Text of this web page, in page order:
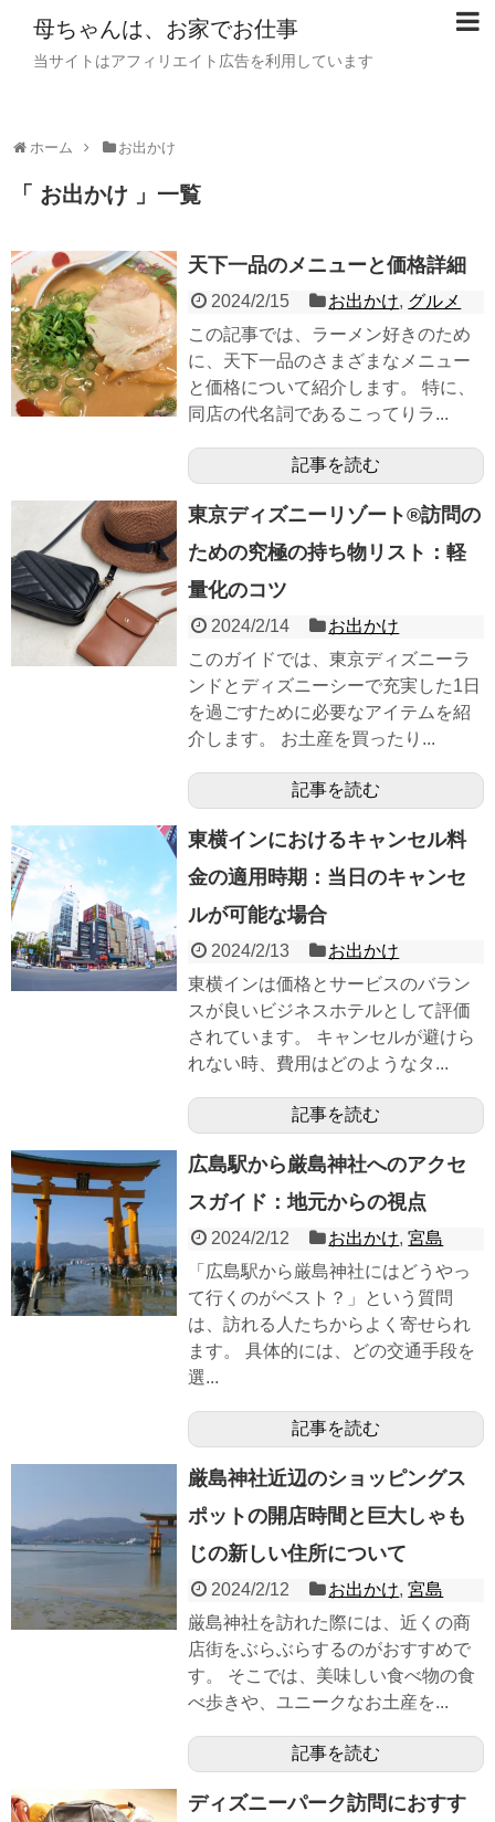
母ちゃんは、お家でお仕事
当サイトはアフィリエイト広告を利用しています
ホーム お出かけ
「 お出かけ 」一覧
天下一品のメニューと価格詳細
2024/2/15 お出かけ, グルメ
この記事では、ラーメン好きのため
に、天下一品のさまざまなメニュー
と価格について紹介します。 特に、
同店の代名詞であるこってりラ...
記事を読む
東京ディズニーリゾート®訪問の
ための究極の持ち物リスト：軽
量化のコツ
2024/2/14
お出かけ
このガイドでは、東京ディズニーラ
ンドとディズニーシーで充実した1日
を過ごすために必要なアイテムを紹
介します。 お土産を買ったり...
記事を読む
東横インにおけるキャンセル料
金の適用時期：当日のキャンセ
ルが可能な場合
2024/2/13
お出かけ
東横インは価格とサービスのバラン
スが良いビジネスホテルとして評価
されています。 キャンセルが避けら
れない時、費用はどのようなタ...
記事を読む
広島駅から厳島神社へのアクセ
スガイド：地元からの視点
2024/2/12 お出かけ,宮島
「広島駅から厳島神社にはどうやっ
て行くのがベスト？」という質問
は、訪れる人たちからよく寄せられ
ます。 具体的には、どの交通手段を
選...
記事を読む
厳島神社近辺のショッピングス
ポットの開店時間と巨大しゃも
じの新しい住所について
2024/2/12 お出かけ,宮島
厳島神社を訪れた際には、近くの商
店街をぶらぶらするのがおすすめで
す。 そこでは、美味しい食べ物の食
べ歩きや、ユニークなお土産を...
記事を読む
ディズニーパーク訪問におすす